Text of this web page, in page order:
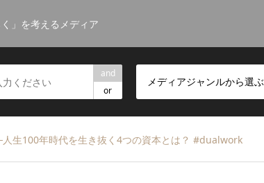
」を考えるメディア
and
or
メディアジャンルから選ぶ
生100年時代を生き抜く4つの資本とは？ #dualwork